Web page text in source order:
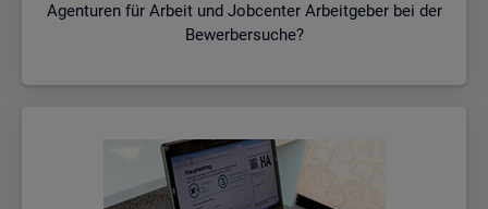
Agenturen für Arbeit und Jobcenter Arbeitgeber bei der
Bewerbersuche?